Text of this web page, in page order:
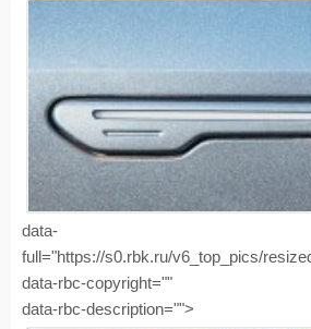
data-
full="https://s0.rbk.ru/v6_top_pics/
data-rbc-copyright=""
data-rbc-description="">